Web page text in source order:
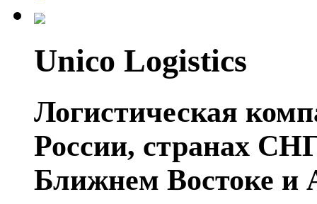
Unico Logistics
Логистическая
России, странах
Ближнем Востоке и